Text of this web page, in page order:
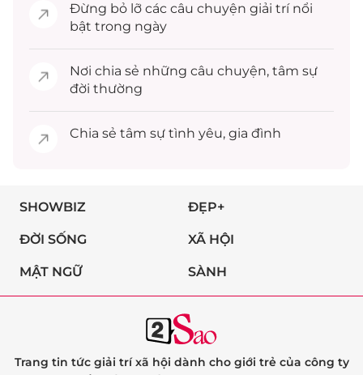
Đừng bỏ lỡ các câu chuyện giải trínổi
bật trong ngày
Nơi chia sẻ những câu chuyện, tâm sự
đời thường
Chia sẻ tâm sự tình yêu, gia đình
SHOWBIZ ĐẸP+
ĐỜI SỐNG XÃ HỘI
MẬT NGỮ SÀNH
Trang tin tức giải trí xã hội dành cho giới trẻ của công ty